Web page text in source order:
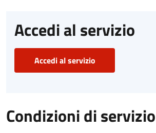
Accedi al servizio
Accedi al servizio
Condizioni di servizio